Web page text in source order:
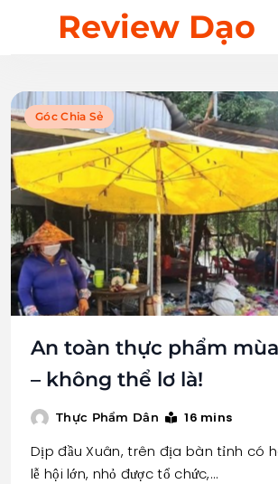
Review Dạo
Góc Chia Sẻ
An toàn thực phẩm
– không thể lơ là!
Thực Phẩm Dân 16 mins
Dịp đầu Xuân, trên địa bàn tỉnh có
lễ hội lớn, nhỏ được tổ chức,…